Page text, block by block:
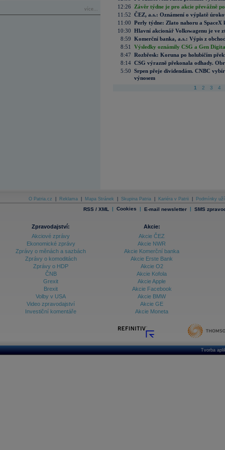
více...
12:26
Závěr týdne je pro akcie převážně
11:52 ČEZ, a.s.: Oznámení o výplatě
11:00 Perly týdne: Zlato nahoru a SpaceX
10:30 Hlavní akcionář Volkswagenu je ve
8:59 Komerční banka, a.s.: Výpis z
8:51
Výsledky oznámily CSG a Gen
8:47 Rozbřesk: Koruna po holubičím
8:14 CSG výrazně překonala odhady.
5:50 Srpen přeje dividendám. CNBC
výnosem
1 2 3 4
O Patria.cz Reklama Mapa Stránek Skupina Patria Kariéra v Patrii Podmínky
RSS / XML | Cookies | E-mail newsletter | SMS
Zpravodajství:
Akciové zprávy
Ekonomické zprávy
Zprávy o měnách a sazbách
Zprávy o komoditách
Zprávy o HDP
ČNB
Grexit
Brexit
Volby v USA
Video zpravodajství
Investiční komentáře
Akcie:
Akcie ČEZ
Akcie NWR
Akcie Komerční banka
Akcie Erste Bank
Akcie O2
Akcie Kofola
Akcie Apple
Akcie Facebook
Akcie BMW
Akcie GE
Akcie Moneta
Tvorba